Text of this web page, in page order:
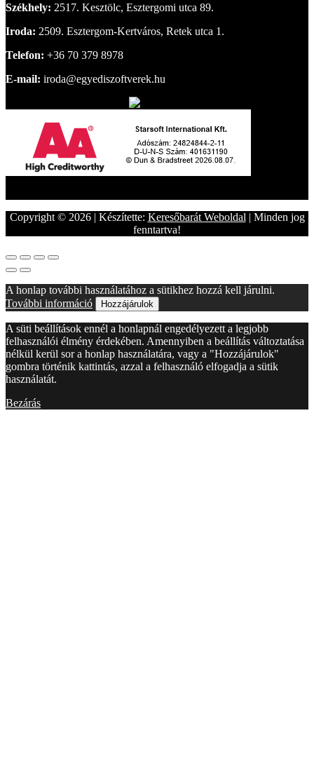
Székhely: 2517. Kesztölc, Esztergomi utca 89.
Iroda: 2509. Esztergom-Kertváros, Retek utca 1.
Telefon: +36 70 379 8978
E-mail: iroda@egyediszoftverek.hu
Copyright © 2026 | Készítette: Keresőbarát Weboldal | Minden jog
fenntartva!
A honlap további használatához a sütikhez hozzá kell járulni.
További információ
Hozzájárulok
A süti beállítások ennél a honlapnál engedélyezett a legjobb
felhasználói élmény érdekében. Amennyiben a beállítás változtatása
nélkül kerül sor a honlap használatára, vagy a "Hozzájárulok"
gombra történik kattintás, azzal a felhasználó elfogadja a sütik
használatát.
Bezárás